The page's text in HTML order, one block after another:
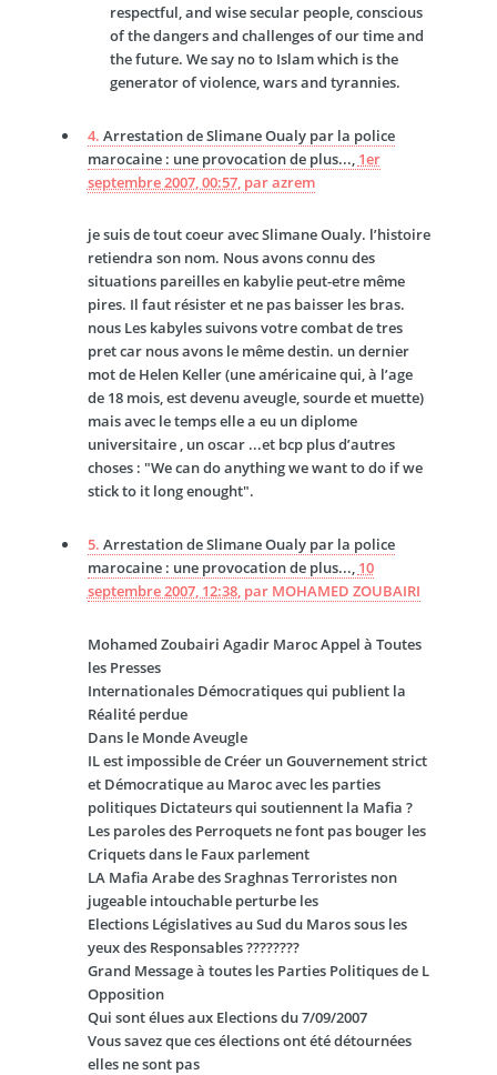
respectful, and wise secular people, conscious
of the dangers and challenges of our time and
the future. We say no to Islam which is the
generator of violence, wars and tyrannies.
4. Arrestation de Slimane Oualy par la police
marocaine : une provocation de plus..., 1er
septembre 2007, 00:57, parazrem
je suis de tout coeur avec Slimane Oualy. l’histoire
retiendra son nom. Nous avons connu des
situations pareilles en kabylie peut-etre même
pires. Il faut résister et ne pas baisser les bras.
nous Les kabyles suivons votre combat de tres
pret car nous avons le même destin. un dernier
mot de Helen Keller (une américaine qui, à l’age
de 18 mois, est devenu aveugle, sourde et muette)
mais avec le temps elle a eu un diplome
universitaire , un oscar ...et bcp plus d’autres
choses : "We can do anything we want to do if we
stick to it long enought".
5. Arrestation de Slimane Oualy par la police
marocaine : une provocation de plus..., 10
septembre 2007, 12:38, par MOHAMED ZOUBAIRI
Mohamed Zoubairi Agadir Maroc Appel à Toutes
les Presses
Internationales Démocratiques qui publient la
Réalité perdue
Dans le Monde Aveugle
IL est impossible de Créer un Gouvernement strict
et Démocratique au Maroc avec les parties
politiques Dictateurs qui soutiennent la Mafia ?
Les paroles des Perroquets ne font pas bouger les
Criquets dans le Faux parlement
LA Mafia Arabe des Sraghnas Terroristes non
jugeable intouchable perturbe les
Elections Législatives au Sud du Maros sous les
yeux des Responsables ????????
Grand Message à toutes les Parties Politiques de L
Opposition
Qui sont élues aux Elections du 7/09/2007
Vous savez que ces élections ont été détournées
elles ne sont pas